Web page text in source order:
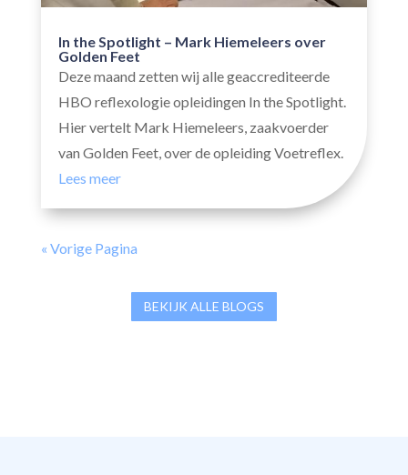
In the Spotlight – Mark Hiemeleers over
Golden Feet
Deze maand zetten wij alle geaccrediteerde
HBO reflexologie opleidingen In the Spotlight.
Hier vertelt Mark Hiemeleers, zaakvoerder
van Golden Feet, over de opleiding Voetreflex.
Lees meer
« Vorige Pagina
BEKIJK ALLE BLOGS